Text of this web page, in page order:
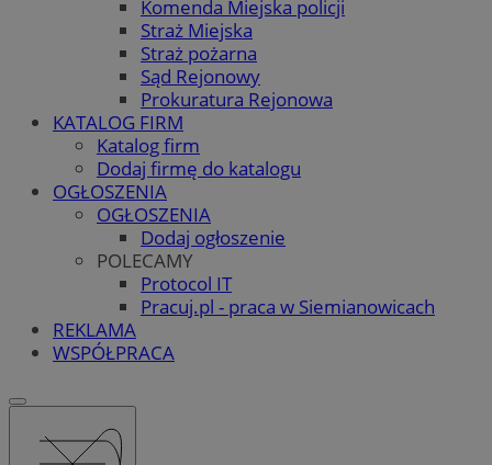
Komenda Miejska policji
Straż Miejska
Straż pożarna
Sąd Rejonowy
Prokuratura Rejonowa
KATALOG FIRM
Katalog firm
Dodaj firmę do katalogu
OGŁOSZENIA
OGŁOSZENIA
Dodaj ogłoszenie
POLECAMY
Protocol IT
Pracuj.pl - praca w Siemianowicach
REKLAMA
WSPÓŁPRACA